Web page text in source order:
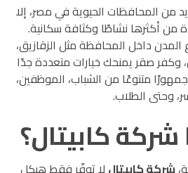
من المحافظات الحيوية في مصر، إلا
من أكثرها نشاطًا وكثافة سكانية.
داخل المحافظة مثل الزقازيق،
وكفر صقر يمنحك خيارات متعددة جدًا
متنوعًا من الشباب، الموظفين،
وحتى الطلاب.
شركة كابيتال؟
شركة كابيتال لا توفّر فقط هيكل